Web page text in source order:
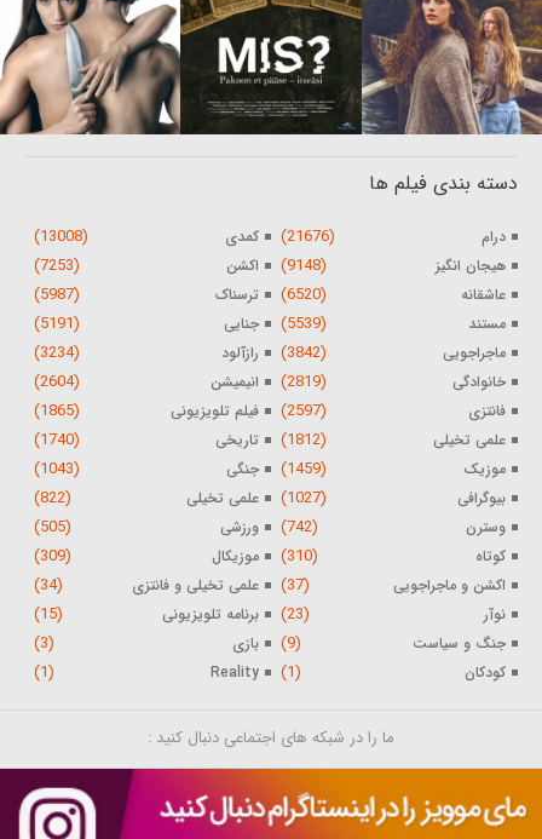
دسته بندی فیلم ها
درام (21676) کمدی (13008)
هیجان انگیز (9148) اکشن (7253)
عاشقانه (6520) ترسناک (5987)
مستند (5539) جنایی (5191)
ماجراجویی (3842) رازآلود (3234)
خانوادگی (2819) انیمیشن (2604)
فانتزی (2597) فیلم تلویزیونی (1865)
علمی تخیلی (1812) تاریخی (1740)
موزیک (1459) جنگی (1043)
بیوگرافی (1027) علمی تخیلی (822)
وسترن (742) ورزشی (505)
کوتاه (310) موزیکال (309)
اکشن و ماجراجویی (37) علمی تخیلی و فانتزی (34)
نوآر (23) برنامه تلویزیونی (15)
جنگ و سیاست (9) بازی (3)
کودکان (1)
Reality
(1)
ما را در شبکه های اجتماعی دنبال کنید :